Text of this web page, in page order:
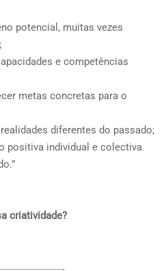
potencial, muitas vezes
e competências
metas concretas para o
diferentes do passado;
positiva individual e colectiva
criatividade?